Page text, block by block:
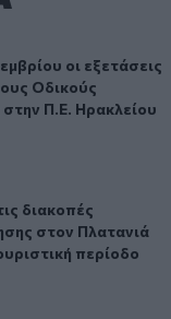
Γ΄
οι
οι εξετάσεις
Οδικούς
Π.Ε. Ηρακλείου
στον
διακοπές
διακοπές
στον Πλατανιά
περίοδο